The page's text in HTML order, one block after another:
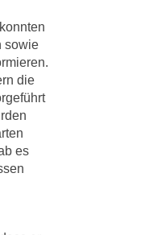
sowie
die
es